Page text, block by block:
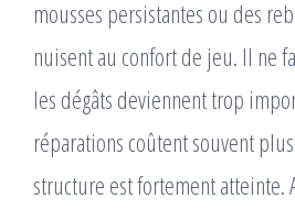
mousses persistantes ou des
nuisent au confort de jeu. Il ne
les dégâts deviennent trop
réparations coûtent souvent
structure est fortement atteinte.